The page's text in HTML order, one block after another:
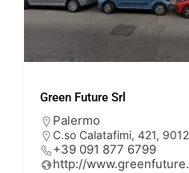
Green Future Srl
Palermo
C.so Calatafimi, 421,
+39 091 877 6799
http://